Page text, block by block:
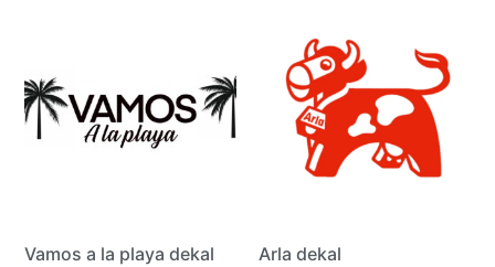
Vamos a la playa dekal Arla dekal